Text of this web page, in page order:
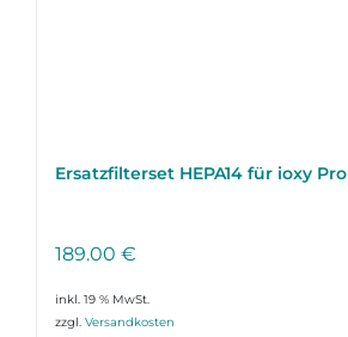
Ersatzfilterset HEPA14 für ioxy Pro
189.00 €
inkl. 19 % MwSt.
zzgl. Versandkosten